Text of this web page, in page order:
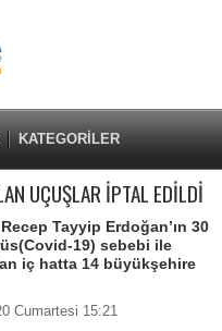
KATEGORİLER
UÇUŞLAR İPTAL EDİLDİ
Tayyip Erdoğan’ın 30
19) sebebi ile
iç hatta 14 büyükşehire
Cumartesi 15:21